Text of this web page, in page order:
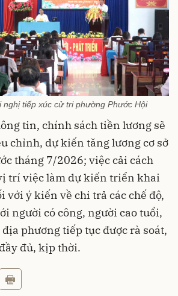
nghị tiếp xúc cử tri phường Phước Hội
tin, chính sách tiền lương sẽ
chỉnh, dự kiến tăng lương cơ sở
tháng 7/2026; việc cải cách
trí việc làm dự kiến triển khai
với ý kiến về chi trả các chế độ,
người có công, người cao tuổi,
phương tiếp tục được rà soát,
đủ, kịp thời.